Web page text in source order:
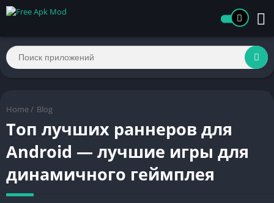
Home / Blog
Топ лучших раннеров для
Android — лучшие игры для
динамичного геймплея